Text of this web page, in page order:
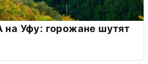
Уфу: горожане шутят